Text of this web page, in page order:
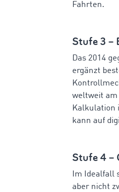
Fahrten.
Stufe 3 –
Das 2014
ergänzt
weltweit
Kalkulation
kann auf
Stufe 4 –
Im Idealfall
aber nicht